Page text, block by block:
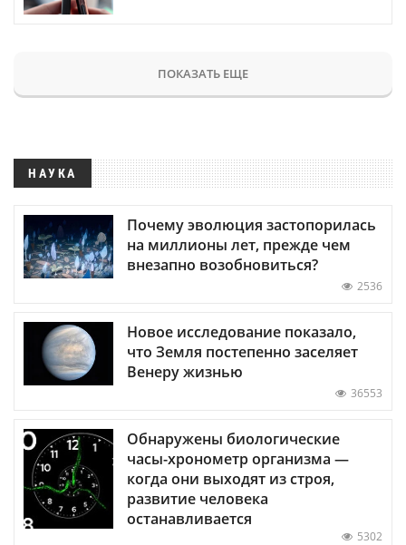
ПОКАЗАТЬ ЕЩЕ
НАУКА
Почему эволюция застопорилась
на миллионы лет, прежде чем
внезапно возобновиться?
2536
Новое исследование показало,
что Земля постепенно заселяет
Венеру жизнью
36553
Обнаружены биологические
часы-хронометр организма —
когда они выходят из строя,
развитие человека
останавливается
5302